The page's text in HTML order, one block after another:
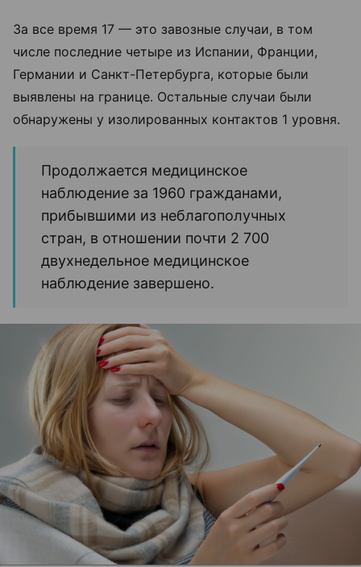
За все время 17 — это завозные случаи, в том
числе последние четыре из Испании, Франции,
Германии и Санкт-Петербурга, которые были
выявлены на границе. Остальные случаи были
обнаружены у изолированных контактов 1 уровня.
Продолжается медицинское
наблюдение за 1960 гражданами,
прибывшими из неблагополучных
стран, в отношении почти 2 700
двухнедельное медицинское
наблюдение завершено.